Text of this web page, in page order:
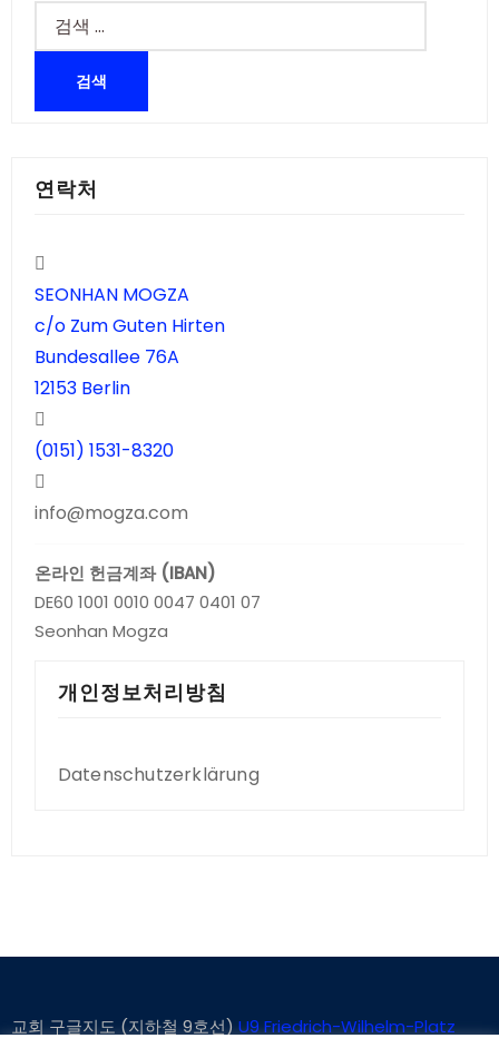
색:
연락처
SEONHAN MOGZA
c/o Zum Guten Hirten
Bundesallee 76A
12153 Berlin
(0151) 1531-8320
info@mogza.com
온라인 헌금계좌 (IBAN)
DE60 1001 0010 0047 0401 07
Seonhan Mogza
개인정보처리방침
Datenschutzerklärung
교회 구글지도 (지하철 9호선) U9 Friedrich-Wilhelm-Platz